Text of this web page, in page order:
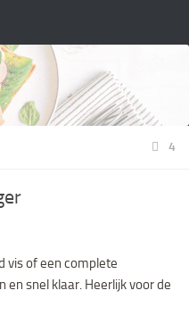
4
vis of een complete
snel klaar. Heerlijk voor de